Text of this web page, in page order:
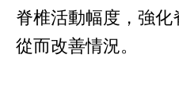
脊椎活動幅度，強
從而改善情況。